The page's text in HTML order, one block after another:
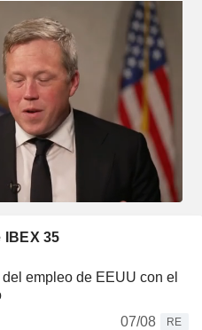
35
empleo de EEUU con el
07/08
RE